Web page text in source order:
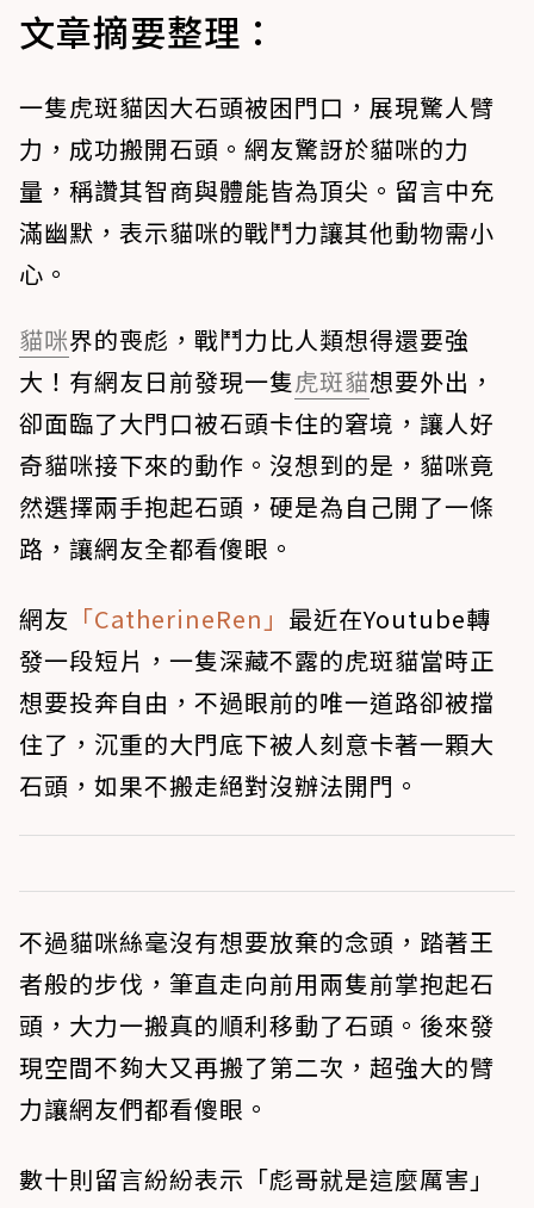
文章摘要整理：
一隻虎斑貓因大石頭被困門口，展現驚人臂
力，成功搬開石頭。網友驚訝於貓咪的力
量，稱讚其智商與體能皆為頂尖。留言中充
滿幽默，表示貓咪的戰鬥力讓其他動物需小
心。
貓咪界的喪彪，戰鬥力比人類想得還要強
大！有網友日前發現一隻虎斑貓想要外出，
卻面臨了大門口被石頭卡住的窘境，讓人好
奇貓咪接下來的動作。沒想到的是，貓咪竟
然選擇兩手抱起石頭，硬是為自己開了一條
路，讓網友全都看傻眼。
網友 「CatherineRen」 最近在Youtube轉
發一段短片，一隻深藏不露的虎斑貓當時正
想要投奔自由，不過眼前的唯一道路卻被擋
住了，沉重的大門底下被人刻意卡著一顆大
石頭，如果不搬走絕對沒辦法開門。
不過貓咪絲毫沒有想要放棄的念頭，踏著王
者般的步伐，筆直走向前用兩隻前掌抱起石
頭，大力一搬真的順利移動了石頭。後來發
現空間不夠大又再搬了第二次，超強大的臂
力讓網友們都看傻眼。
數十則留言紛紛表示「彪哥就是這麼厲害」